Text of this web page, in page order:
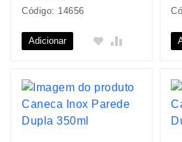
Código: 14656
Adicionar